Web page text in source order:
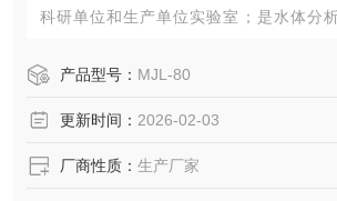
科研单位和生产单位实验室；是水体分
常用恒温设备。产品特点：1、镜面不锈钢
磁性胶条密封箱门；6、品牌压缩机无氟制
产品型号： MJL-80
更新时间： 2026-02-03
厂商性质： 生产厂家